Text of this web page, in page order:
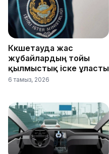
Көкшетауда жас
жұбайлардың тойы
қылмыстық іске ұласты
6 тамыз, 2026